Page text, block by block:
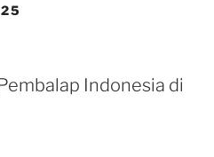
Indonesia di